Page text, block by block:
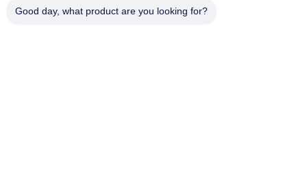
câble à isolation
câble électrique
Good day, what product are you looking for?